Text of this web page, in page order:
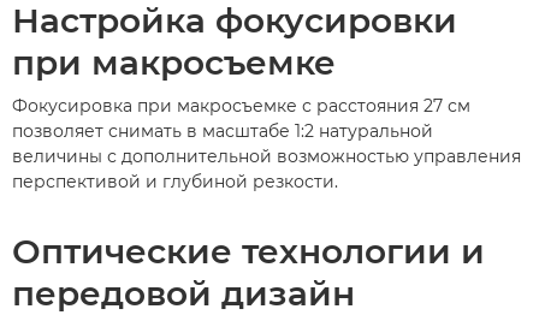
Настройка фокусировки
при макросъемке
Фокусировка при макросъемке с расстояния 27 см
позволяет снимать в масштабе 1:2 натуральной
величины с дополнительной возможностью управления
перспективой и глубиной резкости.
Оптические технологии и
передовой дизайн